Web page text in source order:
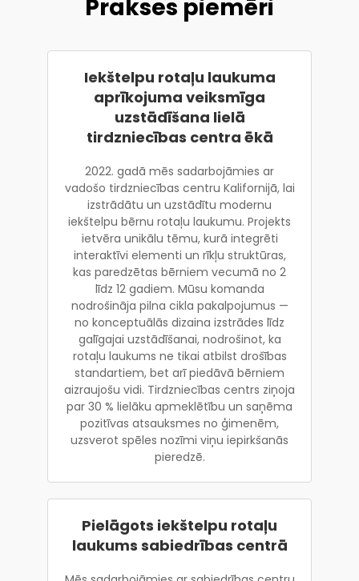
Prakses piemēri
Iekštelpu rotaļu laukuma
aprīkojuma veiksmīga
uzstādīšana lielā
tirdzniecības centra ēkā
2022. gadā mēs sadarbojāmies ar
vadošo tirdzniecības centru Kalifornijā, lai
izstrādātu un uzstādītu modernu
iekštelpu bērnu rotaļu laukumu. Projekts
ietvēra unikālu tēmu, kurā integrēti
interaktīvi elementi un rīkļu struktūras,
kas paredzētas bērniem vecumā no 2
līdz 12 gadiem. Mūsu komanda
nodrošināja pilna cikla pakalpojumus —
no konceptuālās dizaina izstrādes līdz
galīgajai uzstādīšanai, nodrošinot, ka
rotaļu laukums ne tikai atbilst drošības
standartiem, bet arī piedāvā bērniem
aizraujošu vidi. Tirdzniecības centrs ziņoja
par 30 % lielāku apmeklētību un saņēma
pozitīvas atsauksmes no ģimenēm,
uzsverot spēles nozīmi viņu iepirkšanās
pieredzē.
Pielāgots iekštelpu rotaļu
laukums sabiedrības centrā